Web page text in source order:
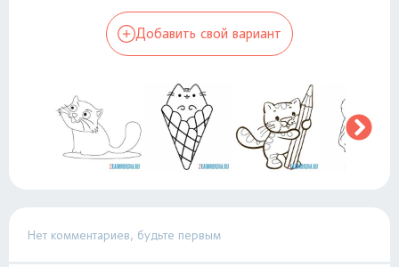
Добавить свой вариант
Нет комментариев, будьте первым